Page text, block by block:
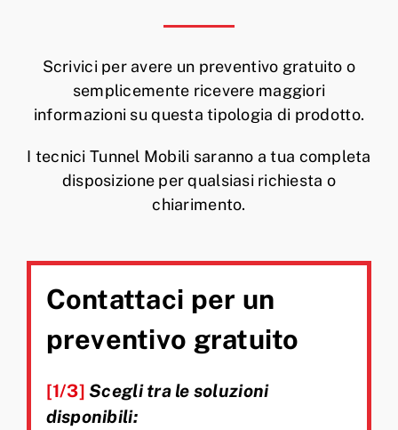
Scrivici per avere un preventivo gratuito o
semplicemente ricevere maggiori
informazioni su questa tipologia di prodotto.
I tecnici Tunnel Mobili saranno a tua completa
disposizione per qualsiasi richiesta o
chiarimento.
Contattaci per un
preventivo gratuito
[1/3] Scegli tra le soluzioni
disponibili: